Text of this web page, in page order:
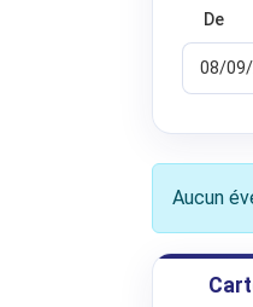
De
Aucun